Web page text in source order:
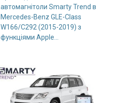
автомагнітоли Smarty Trend в
Mercedes-Benz GLE-Class
W166/C292 (2015-2019) з
функціями Apple...